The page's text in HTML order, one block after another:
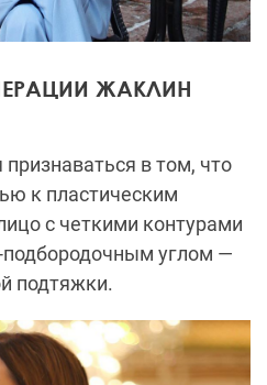
ЖАКЛИН
признаваться в том, что
к пластическим
с четкими контурами
углом —
подтяжки.